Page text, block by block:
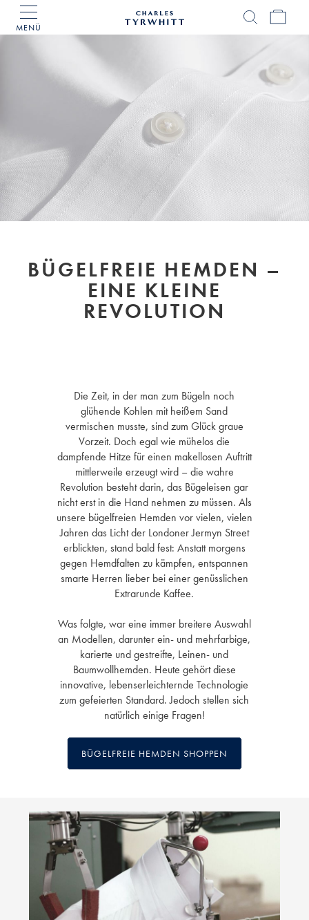
MENÜ
Tyrwhitt
Home
BÜGELFREIE HEMDEN –
EINE KLEINE
REVOLUTION
Die Zeit, in der man zum Bügeln noch
glühende Kohlen mit heißem Sand
vermischen musste, sind zum Glück graue
Vorzeit. Doch egal wie mühelos die
dampfende Hitze für einen makellosen Auftritt
mittlerweile erzeugt wird – die wahre
Revolution besteht darin, das Bügeleisen gar
nicht erst in die Hand nehmen zu müssen. Als
unsere bügelfreien Hemden vor vielen, vielen
Jahren das Licht der Londoner Jermyn Street
erblickten, stand bald fest: Anstatt morgens
gegen Hemdfalten zu kämpfen, entspannen
smarte Herren lieber bei einer genüsslichen
Extrarunde Kaffee.
Was folgte, war eine immer breitere Auswahl
an Modellen, darunter ein- und mehrfarbige,
karierte und gestreifte, Leinen- und
Baumwollhemden. Heute gehört diese
innovative, lebenserleichternde Technologie
zum gefeierten Standard. Jedoch stellen sich
natürlich einige Fragen!
BÜGELFREIE HEMDEN SHOPPEN